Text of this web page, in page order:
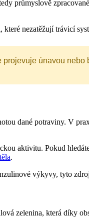
průmyslově
nezatěžují trávicí
únavou
dané potraviny. V
aktivitu. Pokud
.
výkyvy, tyto
zelenina, která díky